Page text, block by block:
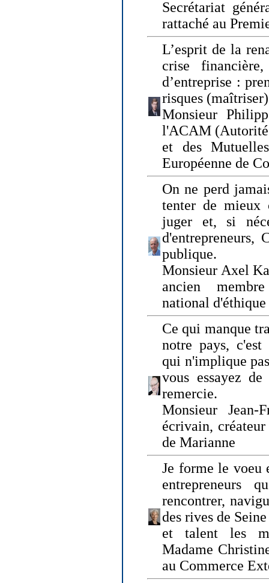
Secrétariat
rattaché au
L’esprit de la
crise
d’entreprise :
risques
Monsieur
l'ACAM (Autorité
et des
Européenne de
On ne perd
tenter de mieux
juger et, si
d'entrepreneurs,
publique.
Monsieur Axel
ancien
national d'éthique
Ce qui manque
notre pays,
qui n'implique
vous essayez
remercie.
Monsieur Jean-
écrivain,
de Marianne
Je forme le voeu
entrepreneurs
rencontrer,
des rives de
et talent les
Madame
au Commerce